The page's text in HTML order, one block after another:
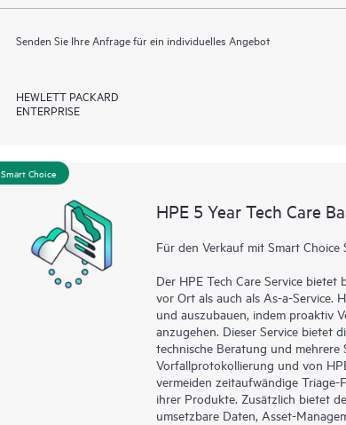
Senden Sie Ihre Anfrage für ein individuelles Angebot
HEWLETT PACKARD
ENTERPRISE
Smart Choice
HPE 5 Year Tech Care
Für den Verkauf mit Smart Choice
Der HPE Tech Care Service
vor Ort als auch als As-a-Service.
und auszubauen, indem proaktiv
anzugehen. Dieser Service bietet
technische Beratung und
Vorfallprotokollierung und von
vermeiden zeitaufwändige
ihrer Produkte. Zusätzlich bietet
umsetzbare Daten, Asset-